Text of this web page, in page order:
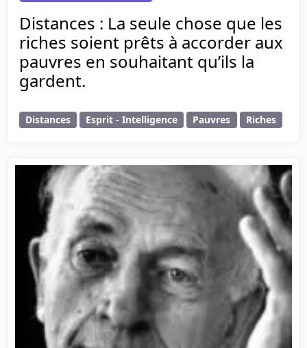
Distances : La seule chose que les
riches soient prêts à accorder aux
pauvres en souhaitant qu’ils la
gardent.
Distances Esprit - Intelligence Pauvres Riches